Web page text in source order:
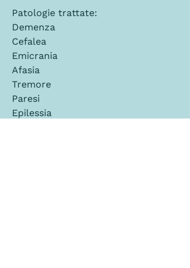
Patologie trattate:
Demenza
Cefalea
Emicrania
Afasia
Tremore
Paresi
Epilessia